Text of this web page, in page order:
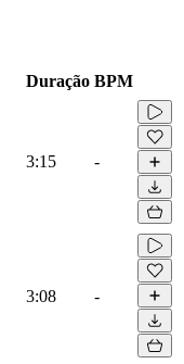
Duração BPM
3:15 -
3:08 -